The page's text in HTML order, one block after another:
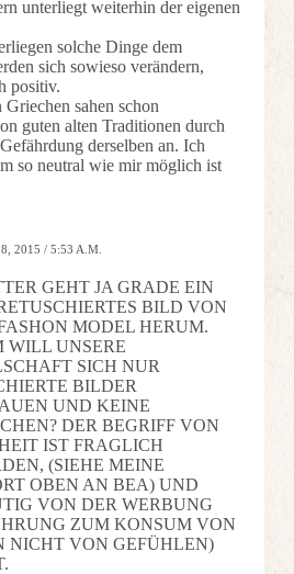
unterliegt weiterhin der eigenen
solche Dinge dem
sich sowieso verändern,
positiv.
Griechen sahen schon
guten alten Traditionen durch
derselben an. Ich
so neutral wie mir möglich ist
2015 / 5:53 A.M.
GEHT JA GRADE EIN
BILD VON
MODEL HERUM.
WILL UNSERE
SICH NUR
BILDER
UND KEINE
DER BEGRIFF VON
IST FRAGLICH
(SIEHE MEINE
OBEN AN BEA) UND
VON DER WERBUNG
ZUM KONSUM VON
NICHT VON GEFÜHLEN)